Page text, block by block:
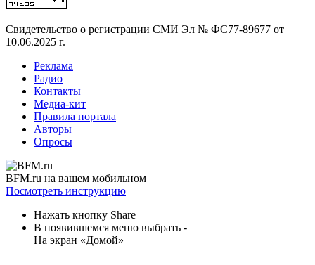
Свидетельство о регистрации СМИ Эл № ФС77-89677 от
10.06.2025 г.
Реклама
Радио
Контакты
Медиа-кит
Правила портала
Авторы
Опросы
BFM.ru на вашем мобильном
Посмотреть инструкцию
Нажать кнопку Share
В появившемся меню выбрать -
На экран «Домой»